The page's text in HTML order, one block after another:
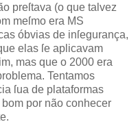
preſtava (o que talvez
meſmo era MS
óbvias de inſegurança,
elas ſe aplicavam
mas que o 2000 era
Tentamos
ſua de plataformas
por não conhecer